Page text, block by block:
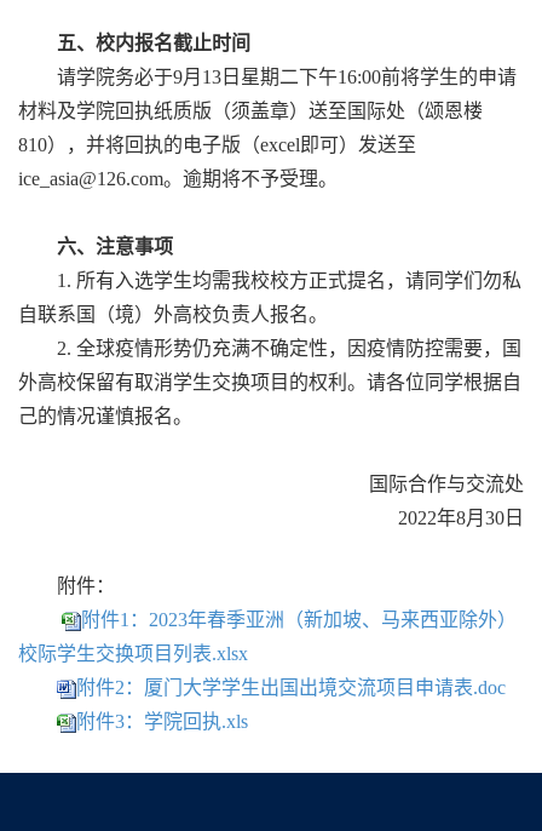
五、校内报名截止时间
请学院务必于9月13日星期二下午16:00前将学生的申请
材料及学院回执纸质版（须盖章）送至国际处（颂恩楼
810），并将回执的电子版（excel即可）发送至
ice_asia@126.com。逾期将不予受理。
六、注意事项
1. 所有入选学生均需我校校方正式提名，请同学们勿私
自联系国（境）外高校负责人报名。
2. 全球疫情形势仍充满不确定性，因疫情防控需要，国
外高校保留有取消学生交换项目的权利。请各位同学根据自
己的情况谨慎报名。
国际合作与交流处
2022年8月30日
附件：
附件1：2023年春季亚洲（新加坡、马来西亚除外）
校际学生交换项目列表.xlsx
附件2：厦门大学学生出国出境交流项目申请表.doc
附件3：学院回执.xls